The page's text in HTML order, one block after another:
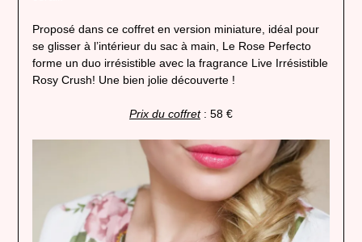
Proposé dans ce coffret en version miniature, idéal pour
se glisser à l’intérieur du sac à main, Le Rose Perfecto
forme un duo irrésistible avec la fragrance Live Irrésistible
Rosy Crush! Une bien jolie découverte !
Prix du coffret: 58 €